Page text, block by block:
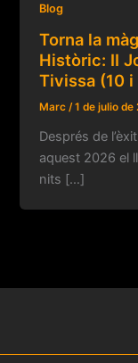
Blog
Torna la
Històric: II
Tivissa (10 i
Marc/1 de julio de
Després de
aquest 2026 el
nits […]